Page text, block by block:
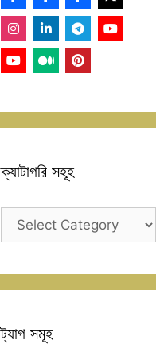
ক্যাটাগরি সহূহ
ক্যাটাগরি
ট্যাগ সমূহ